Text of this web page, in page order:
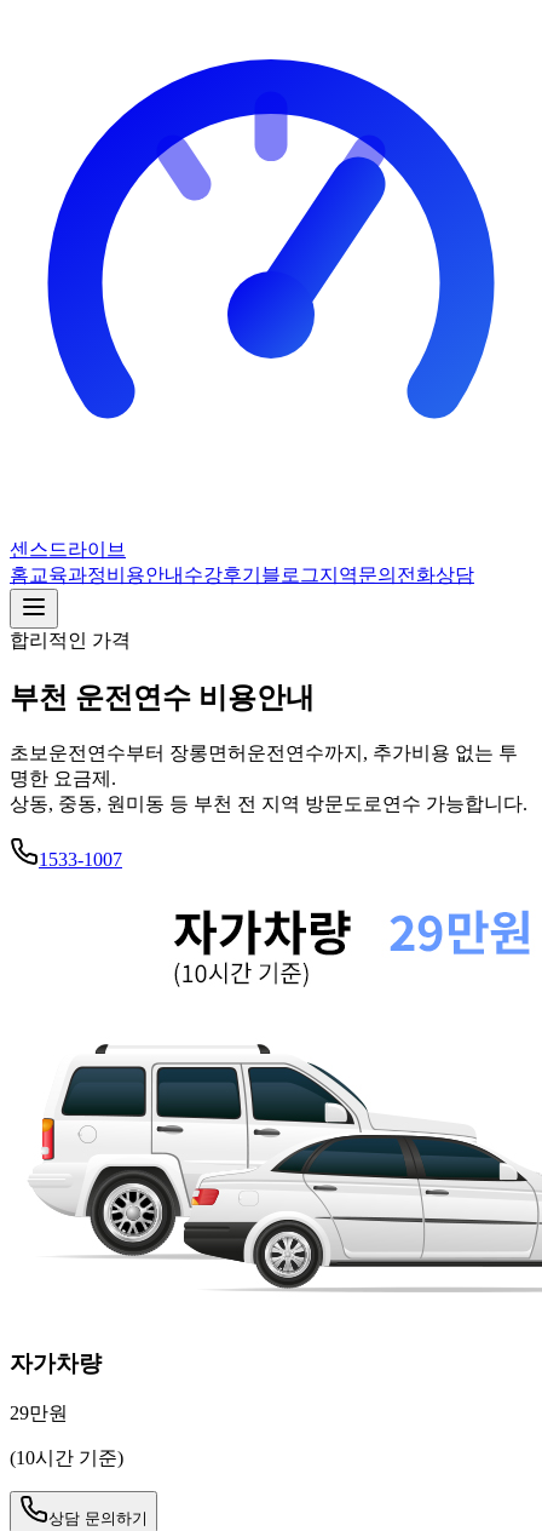
센스드라이브
홈교육과정비용안내 수강후기 블로그지역문의 전화상담
합리적인 가격
부천 운전연수 비용안내
초보운전연수부터 장롱면허운전연수까지, 추가비용 없는 투
명한 요금제.
상동, 중동, 원미동 등 부천 전 지역 방문도로연수 가능합니다.
1533-1007
자가차량
29만원
(10시간 기준)
상담 문의하기